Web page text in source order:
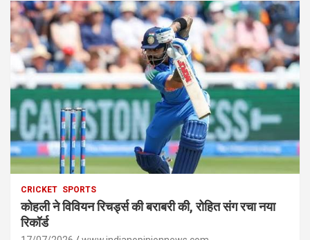
CRICKET SPORTS
कोहली ने विवियन रिचर्ड्स की बराबरी की, रोहित संग रचा नया
रिकॉर्ड